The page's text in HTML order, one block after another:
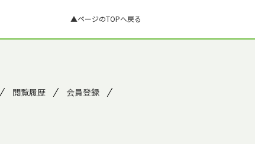
▲ページのTOPへ戻る
閲覧履歴
会員登録